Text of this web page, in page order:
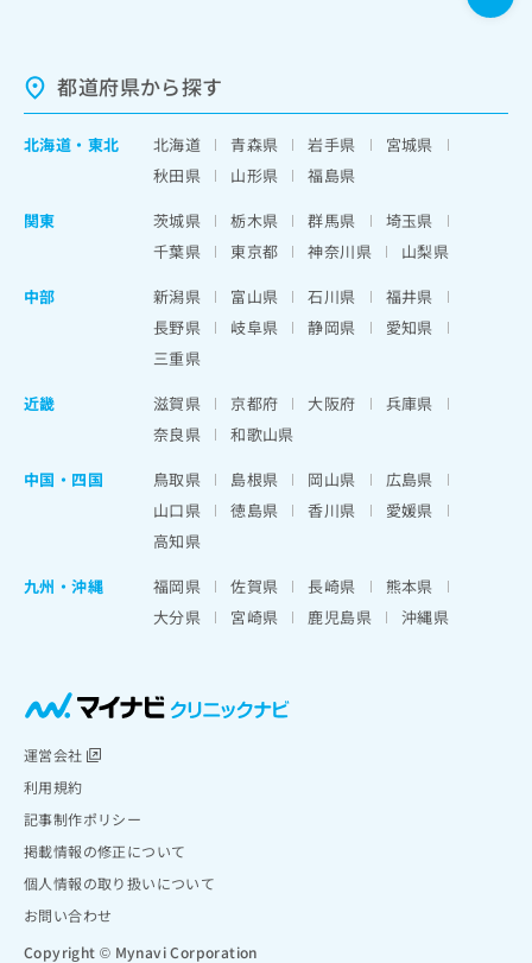
都道府県から探す
北海道 ・ 東北 北海道 青森県 岩手県
宮城県
秋田県
山形県
福島県
関東
茨城県 栃木県 群馬県
埼玉県
千葉県
東京都 神奈川県
山梨県
中部
新潟県 富山県 石川県
福井県
長野県
岐阜県 静岡県
愛知県
三重県
近畿
滋賀県 京都府 大阪府
兵庫県
奈良県
和歌山県
中国・四国
鳥取県 島根県 岡山県
広島県
山口県
徳島県 香川県
愛媛県
高知県
九州・沖縄
福岡県 佐賀県 長崎県
熊本県
大分県
宮崎県 鹿児島県 沖縄県
運営会社
利用規約
記事制作ポリシー
掲載情報の修正について
個人情報の取り扱いについて
お問い合わせ
Copyright © Mynavi Corporation